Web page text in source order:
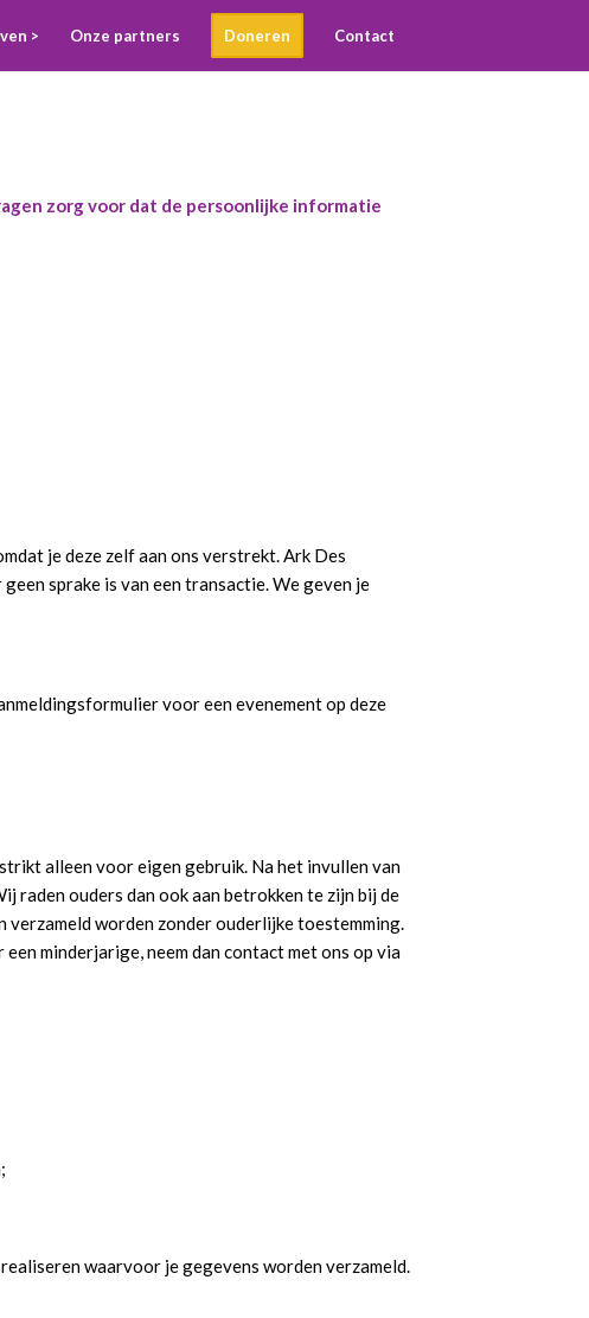
> Onze partners Doneren Contact
zorg voor dat de persoonlijke informatie
je deze zelf aan ons verstrekt. Ark Des
sprake is van een transactie. We geven je
voor een evenement op deze
alleen voor eigen gebruik. Na het invullen van
raden ouders dan ook aan betrokken te zijn bij de
worden zonder ouderlijke toestemming.
minderjarige, neem dan contact met ons op via
waarvoor je gegevens worden verzameld.